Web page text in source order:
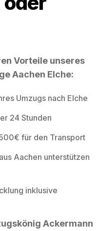
Vorteile unseres
Aachen Elche:
Umzugs nach Elche
24 Stunden
für den Transport
Aachen unterstützen
inklusive
Ackermann